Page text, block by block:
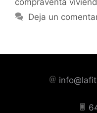
Deja un